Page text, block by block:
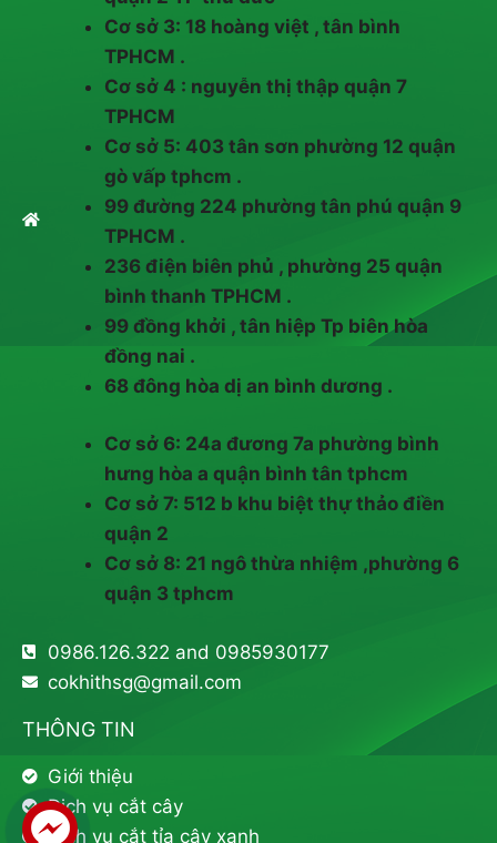
Cơ sở 3: 18 hoàng việt , tân bình
TPHCM .
Cơ sở 4 : nguyễn thị thập quận 7
TPHCM
Cơ sở 5: 403 tân sơn phường 12 quận
gò vấp tphcm .
99 đường 224 phường tân phú quận 9
TPHCM .
236 điện biên phủ , phường 25 quận
bình thanh TPHCM .
99 đồng khởi , tân hiệp Tp biên hòa
đồng nai .
68 đông hòa dị an bình dương .
Cơ sở 6: 24a đương 7a phường bình
hưng hòa a quận bình tân tphcm
Cơ sở 7: 512 b khu biệt thự thảo điền
quận 2
Cơ sở 8: 21 ngô thừa nhiệm ,phường 6
quận 3 tphcm
0986.126.322 and 0985930177
cokhithsg@gmail.com
THÔNG TIN
Giới thiệu
Dịch vụ cắt cây
Dịch vụ cắt tỉa cây xanh